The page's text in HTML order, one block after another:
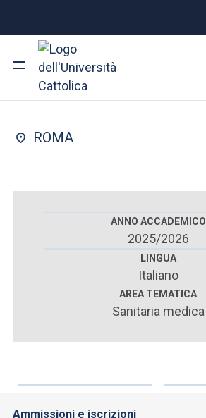
Ricerca
Facoltà e campus
ACCEDI ALLA MAIL ICATT
ACCEDI A CLOUDMAIL
FACOLTÀ DI : MEDICINA E CHIRURGIA
Psichiatria
ROMA
ANNO ACCADEMICO
2025/2026
LINGUA
Italiano
AREA TEMATICA
Sanitaria medica
Ammissioni e iscrizioni